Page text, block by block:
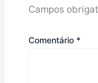
Campos
Comentário *